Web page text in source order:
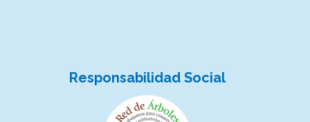
Responsabilidad Social